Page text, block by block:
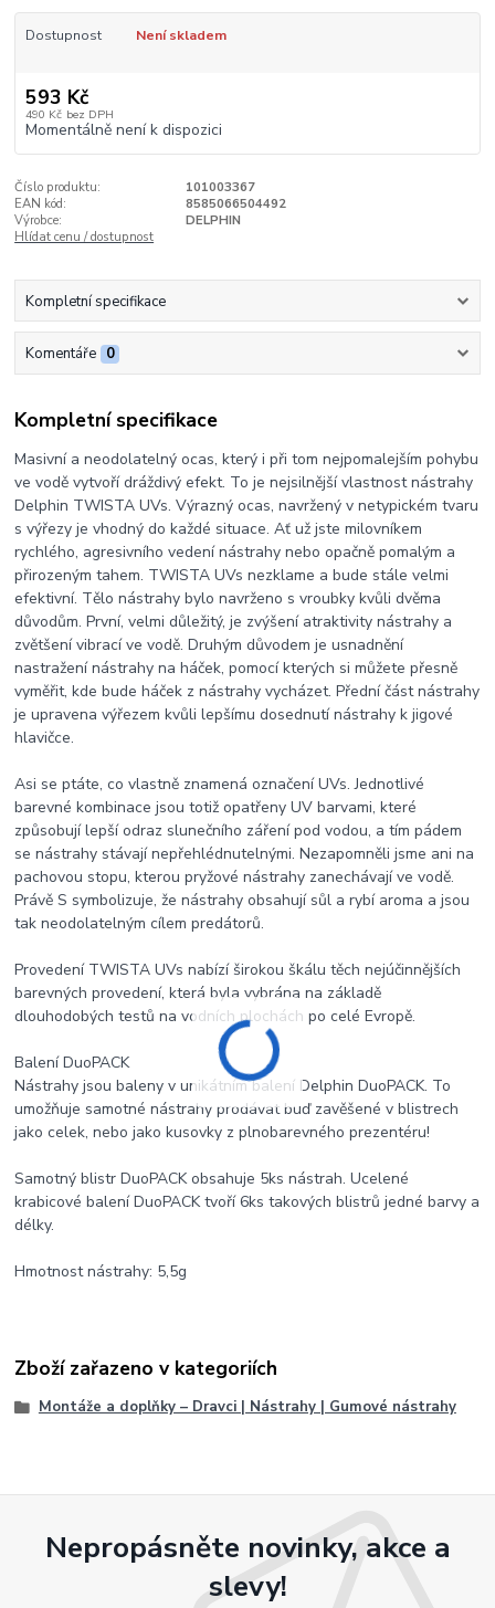
Dostupnost Není skladem
593 Kč
490 Kč bez DPH
Momentálně není k dispozici
Číslo produktu:
101003367
EAN kód:
8585066504492
Výrobce:
DELPHIN
Hlídat cenu / dostupnost
Kompletní specifikace
Komentáře 0
Kompletní specifikace
Masivní a neodolatelný ocas, který i při tom nejpomalejším pohybu
ve vodě vytvoří dráždivý efekt. To je nejsilnější vlastnost nástrahy
Delphin TWISTA UVs. Výrazný ocas, navržený v netypickém tvaru
s výřezy je vhodný do každé situace. Ať už jste milovníkem
rychlého, agresivního vedení nástrahy nebo opačně pomalým a
přirozeným tahem. TWISTA UVs nezklame a bude stále velmi
efektivní. Tělo nástrahy bylo navrženo s vroubky kvůli dvěma
důvodům. První, velmi důležitý, je zvýšení atraktivity nástrahy a
zvětšení vibrací ve vodě. Druhým důvodem je usnadnění
nastražení nástrahy na háček, pomocí kterých si můžete přesně
vyměřit, kde bude háček z nástrahy vycházet. Přední část nástrahy
je upravena výřezem kvůli lepšímu dosednutí nástrahy k jigové
hlavičce.
Asi se ptáte, co vlastně znamená označení UVs. Jednotlivé
barevné kombinace jsou totiž opatřeny UV barvami, které
způsobují lepší odraz slunečního záření pod vodou, a tím pádem
se nástrahy stávají nepřehlédnutelnými. Nezapomněli jsme ani na
pachovou stopu, kterou pryžové nástrahy zanechávají ve vodě.
Právě S symbolizuje, že nástrahy obsahují sůl a rybí aroma a jsou
tak neodolatelným cílem predátorů.
Provedení TWISTA UVs nabízí širokou škálu těch nejúčinnějších
barevných provedení, která byla vybrána na základě
dlouhodobých testů na vodních plochách po celé Evropě.
Balení DuoPACK
Nástrahy jsou baleny v unikátním balení Delphin DuoPACK. To
umožňuje samotné nástrahy prodávat buď zavěšené v blistrech
jako celek, nebo jako kusovky z plnobarevného prezentéru!
Samotný blistr DuoPACK obsahuje 5ks nástrah. Ucelené
krabicové balení DuoPACK tvoří 6ks takových blistrů jedné barvy a
délky.
Hmotnost nástrahy: 5,5g
Zboží zařazeno v kategoriích
Montáže a doplňky – Dravci | Nástrahy | Gumové nástrahy
Nepropásněte novinky, akce a
slevy!